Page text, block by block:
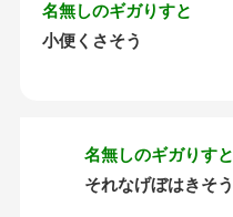
名無しのギガりすと
小便くさそう
名無しのギガりすと
それなげぼはきそう